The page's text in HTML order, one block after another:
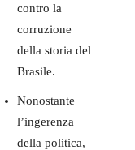
contro la
corruzione
della storia del
Brasile.
Nonostante
l’ingerenza
della politica,